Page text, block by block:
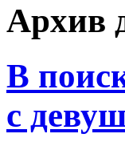
Архив
В
с